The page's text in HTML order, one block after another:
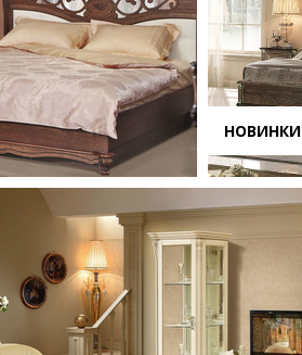
НОВИНКИ